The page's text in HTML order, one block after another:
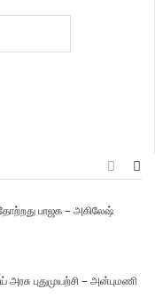
பாஜக – அகிலேஷ்
புதுமுயற்சி – அன்புமணி